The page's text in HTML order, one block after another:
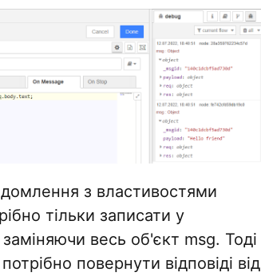
з властивостями
тільки записати у
весь об'єкт msg. Тоді
повернути відповіді від